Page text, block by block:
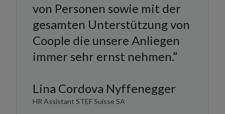
von Personen sowie mit der
gesamten Unterstützung von
Coople die unsere Anliegen
immer sehr ernst nehmen.”
Lina Cordova Nyffenegger
HR Assistant STEF Suisse SA